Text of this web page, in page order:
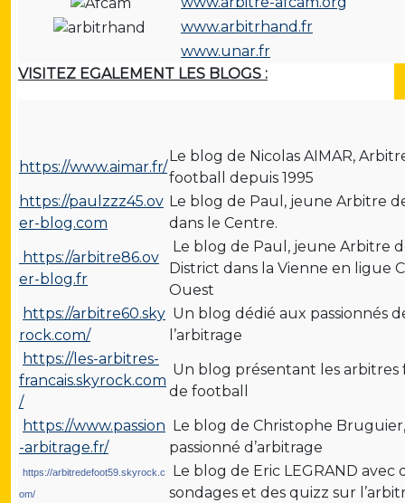
www.arbitrhand.fr
www.unar.fr
VISITEZ EGALEMENT LES BLOGS :
https://www.aimar.fr/
Le blog de Nicolas AIMAR,
football depuis 1995
https://paulzzz45.ov
er-blog.com
Le blog de Paul, jeune Arbitre
dans le Centre.
https://arbitre86.ov
er-blog.fr
Le blog de Paul, jeune Arbitre
District dans la Vienne en ligue
Ouest
https://arbitre60.sky
rock.com/
Un blog dédié aux passionnés
l’arbitrage
https://les-arbitres-
francais.skyrock.com
/
Un blog présentant les arbitres
de football
https://www.passion
-arbitrage.fr/
Le blog de Christophe Bruguier,
passionné d’arbitrage
https://arbitredefoot59.skyrock.c
om/
Le blog de Eric LEGRAND avec
sondages et des quizz sur